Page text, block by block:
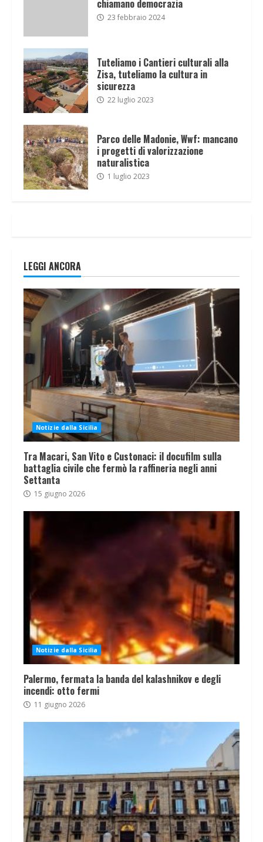
chiamano democrazia
23 febbraio 2024
Tuteliamo i Cantieri culturali alla
Zisa, tuteliamo la cultura in
sicurezza
22 luglio 2023
Parco delle Madonie, Wwf: mancano
i progetti di valorizzazione
naturalistica
1 luglio 2023
LEGGI ANCORA
Notizie dalla Sicilia
Tra Macari, San Vito e Custonaci: il docufilm sulla
battaglia civile che fermò la raffineria negli anni
Settanta
15 giugno 2026
Notizie dalla Sicilia
Palermo, fermata la banda del kalashnikov e degli
incendi: otto fermi
11 giugno 2026